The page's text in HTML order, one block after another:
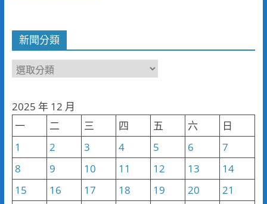
新聞分類
新
類
2025 年 12 月
一
二 三 四 五 六
日
1
2 3 4 5 6
7
8
9 10 11 12 13
14
15
16 17 18 19 20
21